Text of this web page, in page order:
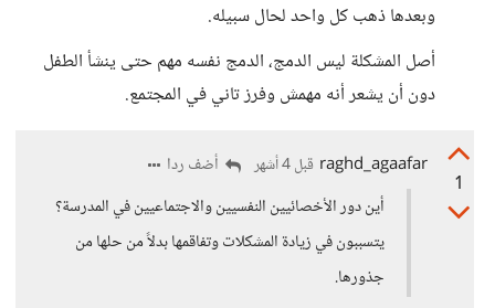
وبعدها ذهب كل واحد لحال سبيله.
أصل المشكلة ليس الدمج، الدمج نفسه مهم حتى ينشأ الطفل
دون أن يشعر أنه مهمش وفرز تاني في المجتمع.
1
raghd_agaafar قبل 4 أشهر
أضف ردا
أين دور الأخصائيين النفسيين والاجتماعيين في المدرسة؟
يتسببون في زيادة المشكلات وتفاقمها بدلاً من حلها من
جذورها.